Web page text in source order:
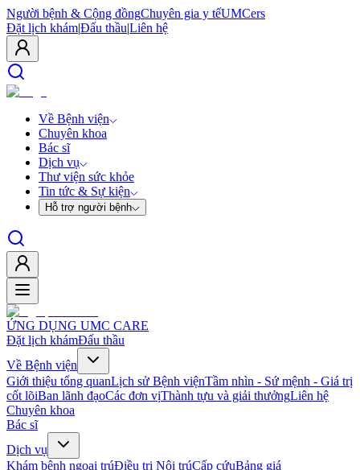
Người bệnh & Cộng đồngChuyên gia y tếUMCers
Đặt lịch khám|Đấu thầu|Liên hệ
Về Bệnh viện
Chuyên khoa
Bác sĩ
Dịch vụ
Thư viện sức khỏe
Tin tức & Sự kiện
Hỗ trợ người bệnh
ỨNG DỤNG UMC CARE
Đặt lịch khámĐấu thầu
Về Bệnh viện
Giới thiệu tổng quanLịch sử Bệnh việnTầm nhìn - Sứ mệnh - Giá trị
cốt lõiBan lãnh đạoCác đơn vịThành tựu và giải thưởngLiên hệ
Chuyên khoa
Bác sĩ
Dịch vụ
Khám bệnh ngoại trúĐiều trị Nội trúCấp cứuBảng giá